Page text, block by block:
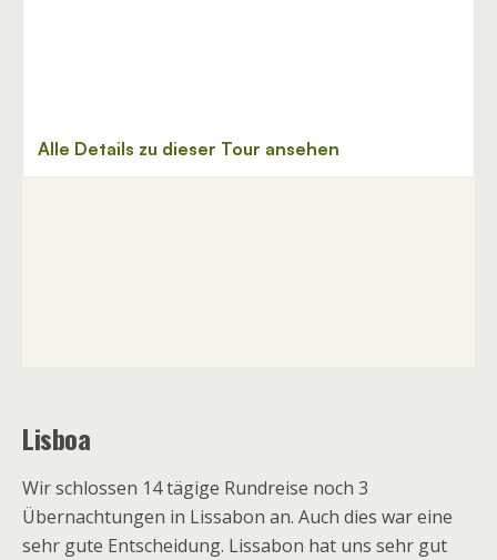
Lisboa
Wir schlossen 14 tägige Rundreise noch 3
Übernachtungen in Lissabon an. Auch dies war eine
sehr gute Entscheidung. Lissabon hat uns sehr gut